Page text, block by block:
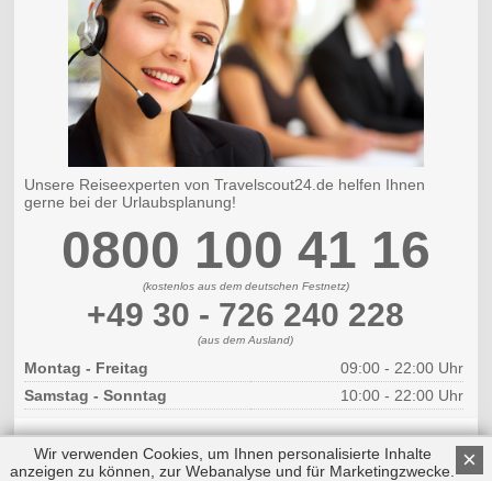
Unsere Reiseexperten von Travelscout24.de helfen Ihnen
gerne bei der Urlaubsplanung!
0800 100 41 16
(kostenlos aus dem deutschen Festnetz)
+49 30 - 726 240 228
(aus dem Ausland)
Montag - Freitag
09:00 - 22:00 Uhr
Samstag - Sonntag
10:00 - 22:00 Uhr
×
Wir verwenden Cookies, um Ihnen personalisierte Inhalte
anzeigen zu können, zur Webanalyse und für Marketingzwecke.